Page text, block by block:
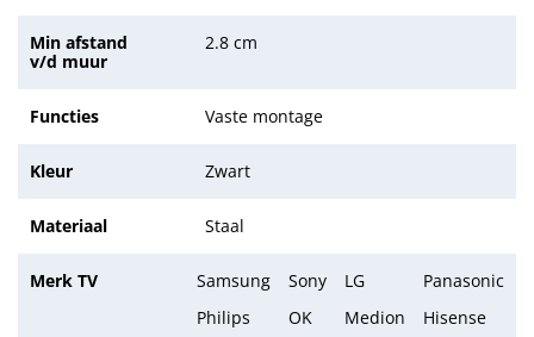
Min afstand
v/d muur
2.8 cm
Functies Vaste montage
Kleur Zwart
Materiaal Staal
Merk TV Samsung Sony LG
Panasonic
Philips
OK Medion
Hisense